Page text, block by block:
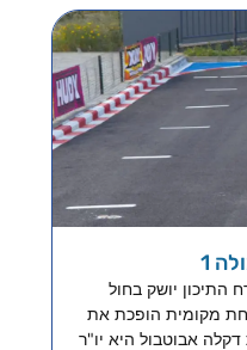
1
התיכון יושק בחול
מקומית הופכת את
אבוטבול היא יו"ר